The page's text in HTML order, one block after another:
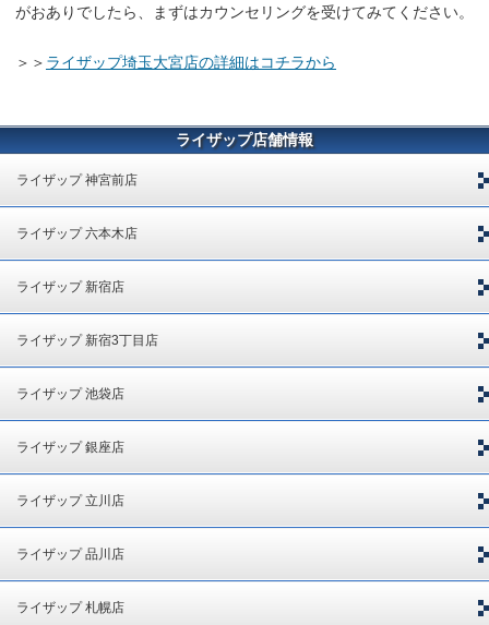
がおありでしたら、まずはカウンセリングを受けてみてください。
＞＞ ライザップ埼玉大宮店の詳細はコチラから
ライザップ店舗情報
ライザップ 神宮前店
ライザップ 六本木店
ライザップ 新宿店
ライザップ 新宿3丁目店
ライザップ 池袋店
ライザップ 銀座店
ライザップ 立川店
ライザップ 品川店
ライザップ 札幌店